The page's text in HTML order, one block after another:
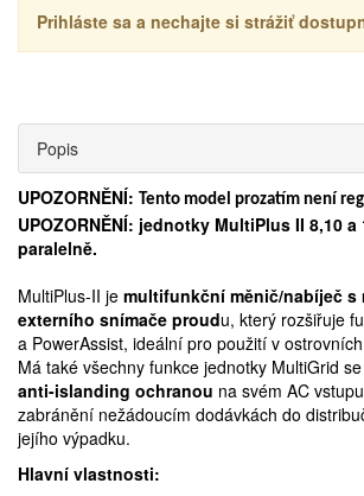
Prihláste sa a nechajte si strážiť
Popis
UPOZORNĚNÍ: Tento model prozatím není
UPOZORNĚNÍ: jednotky MultiPlus II 8,10
paralelně.
MultiPlus-II je multifunkční měnič/nabíječ
externího snímače proudu, který rozšiřuje
a PowerAssist, ideální pro použití v
Má také všechny funkce jednotky MultiGrid se
anti-islanding ochranou na svém AC
zabránění nežádoucím dodávkách do
jejího výpadku.
Hlavní vlastnosti: